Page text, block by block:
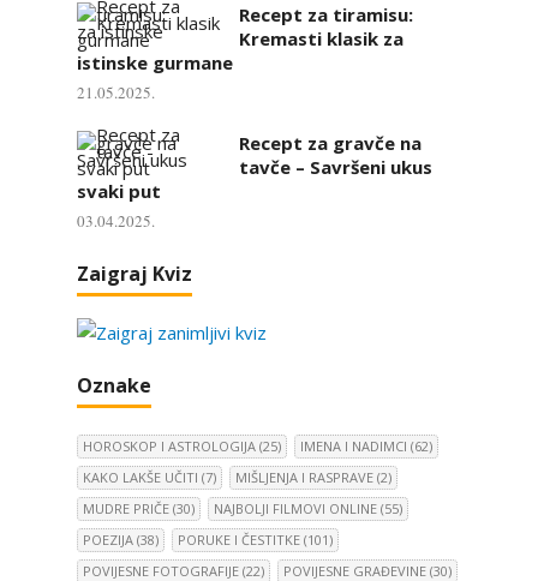
Recept za tiramisu:
Kremasti klasik za
istinske gurmane
21.05.2025.
Recept za gravče na
tavče – Savršeni ukus
svaki put
03.04.2025.
Zaigraj Kviz
Oznake
HOROSKOP I ASTROLOGIJA (25) IMENA I NADIMCI (62)
KAKO LAKŠE UČITI (7) MIŠLJENJA I RASPRAVE (2)
MUDRE PRIČE (30) NAJBOLJI FILMOVI ONLINE (55)
POEZIJA (38) PORUKE I ČESTITKE (101)
POVIJESNE FOTOGRAFIJE (22) POVIJESNE GRAĐEVINE (30)